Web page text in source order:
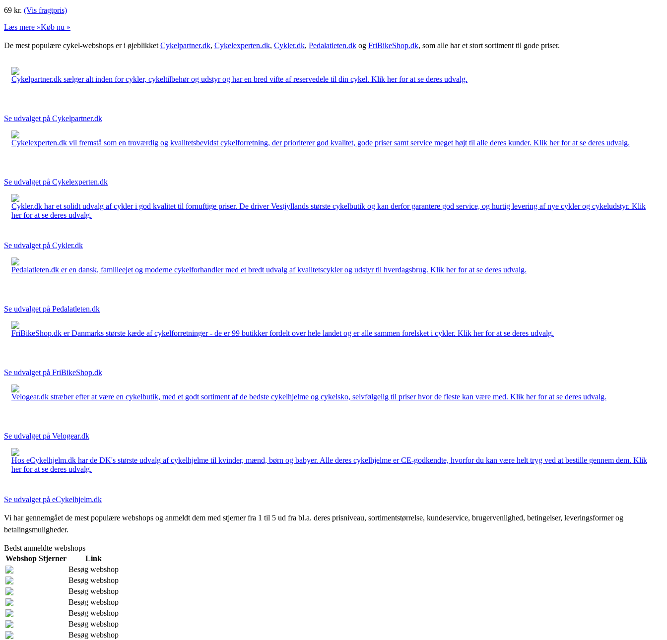
69 kr. (Vis fragtpris)
Læs mere »Køb nu »
De mest populære cykel-webshops er i øjeblikket Cykelpartner.dk, Cykelexperten.dk, Cykler.dk, Pedalatleten.dk og FriBikeShop.dk, som alle har et stort sortiment til gode priser.
Cykelpartner.dk sælger alt inden for cykler, cykeltilbehør og udstyr og har en bred vifte af reservedele til din cykel. Klik her for at se deres udvalg.
Se udvalget på Cykelpartner.dk
Cykelexperten.dk vil fremstå som en troværdig og kvalitetsbevidst cykelforretning, der prioriterer god kvalitet, gode priser samt service meget højt til alle deres kunder. Klik her for at se deres udvalg.
Se udvalget på Cykelexperten.dk
Cykler.dk har et solidt udvalg af cykler i god kvalitet til fornuftige priser. De driver Vestjyllands største cykelbutik og kan derfor garantere god service, og hurtig levering af nye cykler og cykeludstyr. Klik
her for at se deres udvalg.
Se udvalget på Cykler.dk
Pedalatleten.dk er en dansk, familieejet og moderne cykelforhandler med et bredt udvalg af kvalitetscykler og udstyr til hverdagsbrug. Klik her for at se deres udvalg.
Se udvalget på Pedalatleten.dk
FriBikeShop.dk er Danmarks største kæde af cykelforretninger - de er 99 butikker fordelt over hele landet og er alle sammen forelsket i cykler. Klik her for at se deres udvalg.
Se udvalget på FriBikeShop.dk
Velogear.dk stræber efter at være en cykelbutik, med et godt sortiment af de bedste cykelhjelme og cykelsko, selvfølgelig til priser hvor de fleste kan være med. Klik her for at se deres udvalg.
Se udvalget på Velogear.dk
Hos eCykelhjelm.dk har de DK's største udvalg af cykelhjelme til kvinder, mænd, børn og babyer. Alle deres cykelhjelme er CE-godkendte, hvorfor du kan være helt tryg ved at bestille gennem dem. Klik
her for at se deres udvalg.
Se udvalget på eCykelhjelm.dk
Vi har gennemgået de mest populære webshops og anmeldt dem med stjerner fra 1 til 5 ud fra bl.a. deres prisniveau, sortimentstørrelse, kundeservice, brugervenlighed, betingelser, leveringsformer og
betalingsmuligheder.
Bedst anmeldte webshops
Webshop Stjerner
Link
Besøg webshop
Besøg webshop
Besøg webshop
Besøg webshop
Besøg webshop
Besøg webshop
Besøg webshop